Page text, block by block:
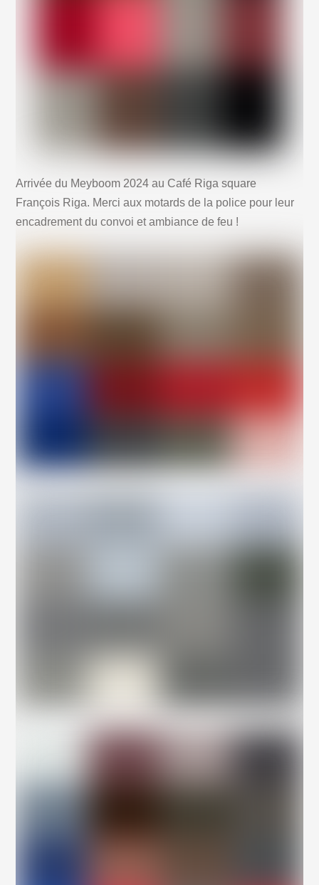
Arrivée du Meyboom 2024 au Café Riga square
François Riga. Merci aux motards de la police pour leur
encadrement du convoi et ambiance de feu !